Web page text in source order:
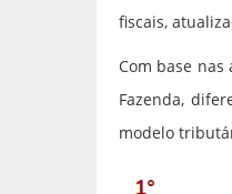
fiscais,
Com base
Fazenda,
modelo